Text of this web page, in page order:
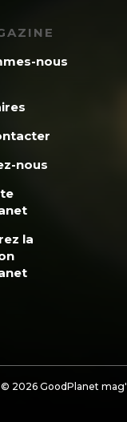
nous
nous
la
2026 GoodPlanet mag'